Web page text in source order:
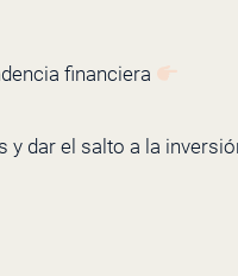
financiera
y dar el salto a la